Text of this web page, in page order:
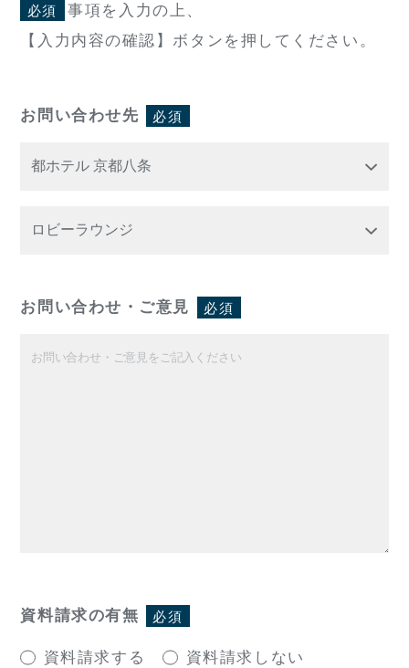
必須
事項を入力の上、
【入力内容の確認】ボタンを押してください。
お問い合わせ先 必須
お問い合わせ・ご意見 必須
資料請求の有無 必須
資料請求する 資料請求しない